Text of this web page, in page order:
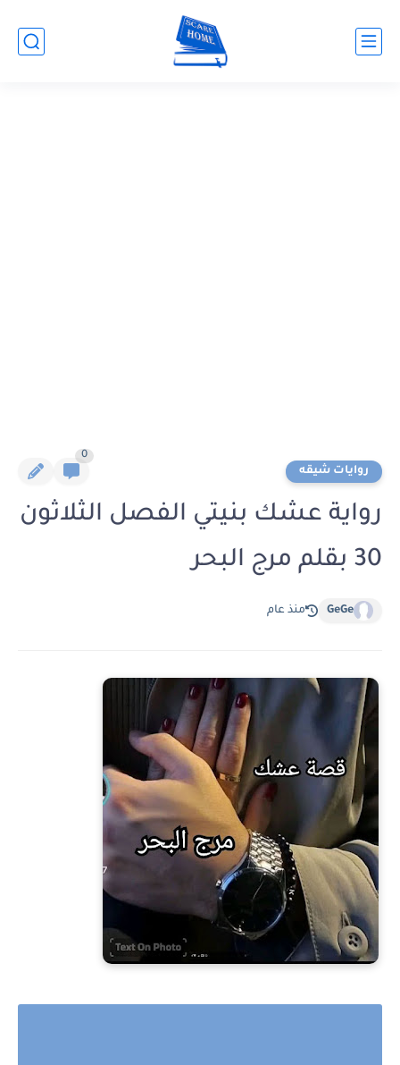
روايات شيقه
0
رواية عشك بنيتي الفصل الثلاثون
30 بقلم مرج البحر
GeGe منذ عام